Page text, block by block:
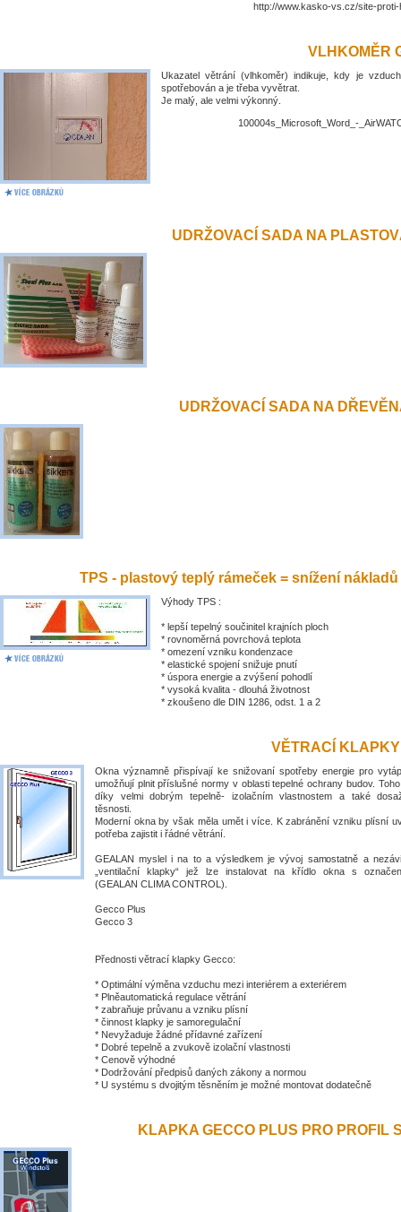
http://www.kasko-vs.cz/site-
VLHKOMĚR
Ukazatel větrání (vlhkoměr) indikuje, kdy je
spotřebován a je třeba vyvětrat.
Je malý, ale velmi výkonný.
100004s_Microsoft_Word_-
UDRŽOVACÍ SADA NA
UDRŽOVACÍ SADA NA
TPS - plastový teplý rámeček = snížení
Výhody TPS :
* lepší tepelný součinitel krajních ploch
* rovnoměrná povrchová teplota
* omezení vzniku kondenzace
* elastické spojení snižuje pnutí
* úspora energie a zvýšení pohodlí
* vysoká kvalita - dlouhá životnost
* zkoušeno dle DIN 1286, odst. 1 a 2
VĚTRACÍ
Okna významně přispívají ke snižovaní spotřeby energie pro
umožňují plnit příslušné normy v oblasti tepelné ochrany budov.
díky velmi dobrým tepelně- izolačním vlastnostem a také
těsnosti.
Moderní okna by však měla umět i více. K zabránění vzniku plísní
potřeba zajistit i řádné větrání.
GEALAN myslel i na to a výsledkem je vývoj samostatně a
„ventilační klapky“ jež lze instalovat na křídlo okna s
(GEALAN CLIMA CONTROL).
Gecco Plus
Gecco 3
Přednosti větrací klapky Gecco:
* Optimální výměna vzduchu mezi interiérem a exteriérem
* Plněautomatická regulace větrání
* zabraňuje průvanu a vzniku plísní
* činnost klapky je samoregulační
* Nevyžaduje žádné přídavné zařízení
* Dobré tepelně a zvukově izolační vlastnosti
* Cenově výhodné
* Dodržování předpisů daných zákony a normou
* U systému s dvojitým těsněním je možné montovat dodatečně
KLAPKA GECCO PLUS PRO PROFIL